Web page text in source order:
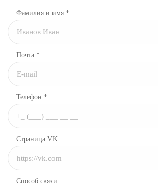
Фамилия и имя *
Почта *
Телефон *
Страница VK
Способ связи